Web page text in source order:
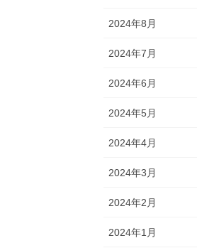
2024年8月
2024年7月
2024年6月
2024年5月
2024年4月
2024年3月
2024年2月
2024年1月